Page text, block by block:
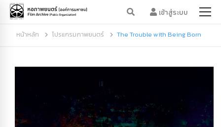
เข้าสู่ระบบ
หน้าหลัก โปรแกรมภาพยนตร์ The Trouble with Being Born